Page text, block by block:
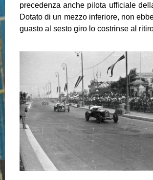
precedenza anche pilota ufficiale
Dotato di un mezzo inferiore, non
guasto al sesto giro lo costrinse al